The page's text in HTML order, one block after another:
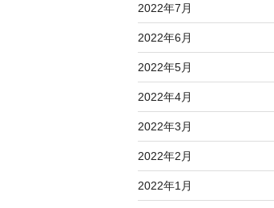
2022年7月
2022年6月
2022年5月
2022年4月
2022年3月
2022年2月
2022年1月